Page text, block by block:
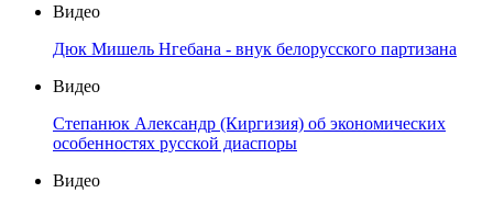
Видео
Дюк Мишель Нгебана - внук белорусского партизана
Видео
Степанюк Александр (Киргизия) об экономических
особенностях русской диаспоры
Видео